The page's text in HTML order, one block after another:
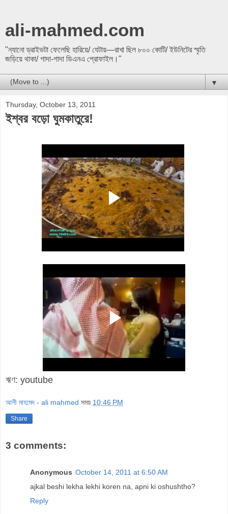
ali-mahmed.com
"ন্যানো ড্রাইভটা ফেলেছি হারিয়ে/ যেটায়—রাখা ছিল ৮০০ কোটি/ ইউনিটের স্মৃতি
জড়িয়ে থাকা/ গাদা-গাদা ডিএনএ প্রোফাইল।"
▼
Thursday, October 13, 2011
ইশ্বর বড়ো ঘুমকাতুরে!
ঋণ: youtube
আলী মাহমেদ - ali mahmed সময় 10:46 PM
Share
3 comments:
Anonymous October 14, 2011 at 6:50 AM
ajkal beshi lekha lekhi koren na, apni ki oshushtho?
Reply